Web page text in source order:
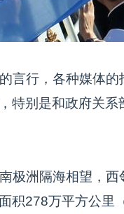
言行，各种媒体的
特别是和政府关系
极洲隔海相望，西
积278万平方公里